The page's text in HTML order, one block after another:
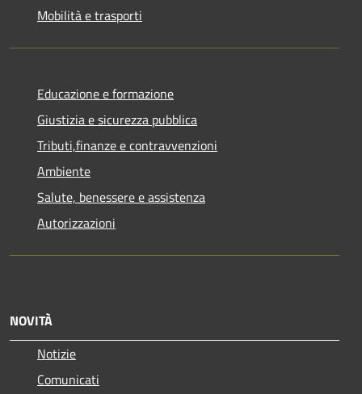
Mobilità e trasporti
Educazione e formazione
Giustizia e sicurezza pubblica
Tributi,finanze e contravvenzioni
Ambiente
Salute, benessere e assistenza
Autorizzazioni
NOVITÀ
Notizie
Comunicati